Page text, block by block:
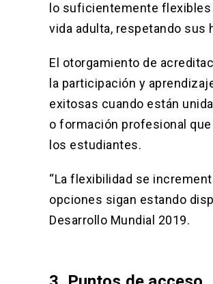
lo suficientemente
vida adulta, respetando sus
El otorgamiento de
la participación y
exitosas cuando están
o formación profesional
los estudiantes.
“La flexibilidad se
opciones sigan estando
Desarrollo Mundial 2019.